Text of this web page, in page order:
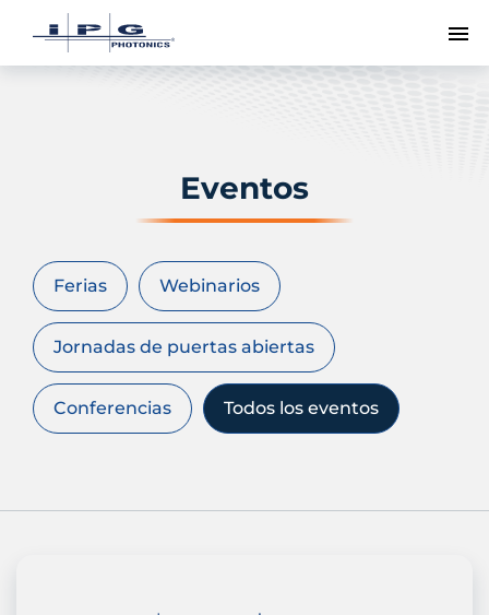
Eventos
Ferias Webinarios
Jornadas de puertas abiertas
Conferencias Todos los eventos